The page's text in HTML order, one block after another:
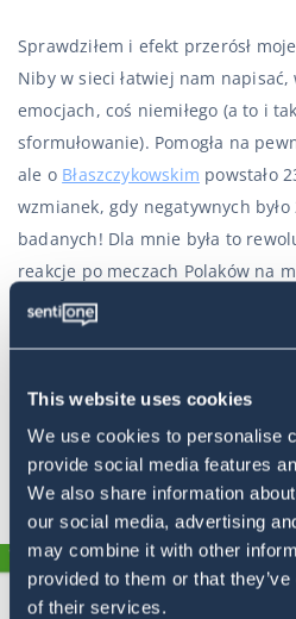
This website uses cookies
We use cookies to personalise
provide social media features
We also share information
our social media, advertising
may combine it with other
provided to them or that
of their services.
Sprawdziłem i efekt przerósł
Niby w sieci łatwiej nam napisać,
emocjach, coś niemiłego (a to i
sformułowanie). Pomogła na
ale o Błaszczykowskim powstało
wzmianek, gdy negatywnych było
badanych! Dla mnie była to
reakcje po meczach Polaków na
delikatnie, że nie były za
pewność, że nie odpaliłem 10
Facebooku, zamiast tego miałem
kilkunastu miejsc i to bardzo
kiedy był negatywny pik